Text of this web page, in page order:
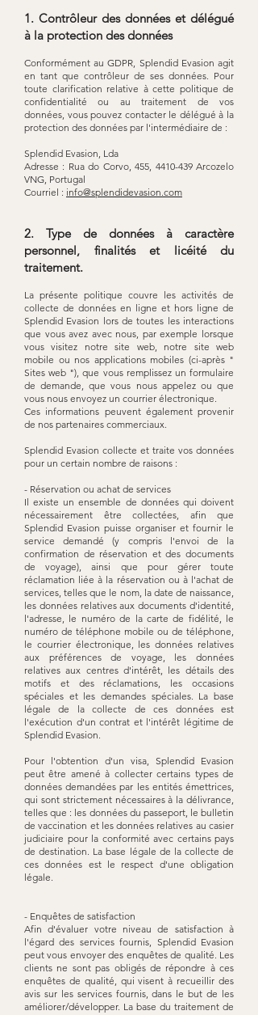
1. Contrôleur des données et délégué
à la protection des données
Conformément au GDPR, Splendid Evasion agit
en tant que contrôleur de ses données. Pour
toute clarification relative à cette politique de
confidentialité ou au traitement de vos
données, vous pouvez contacter le délégué à la
protection des données par l'intermédiaire de :
Splendid Evasion, Lda
Adresse : Rua do Corvo, 455, 4410-439Arcozelo
VNG, Portugal
Courriel : info@splendidevasion.com
2. Type de données à caractère
personnel, finalités et licéité du
traitement.
La présente politique couvre les activités de
collecte de données en ligne et hors ligne de
Splendid Evasion lors de toutes les interactions
que vous avez avec nous, par exemple lorsque
vous visitez notre site web, notre site web
mobile ou nos applications mobiles (ci-après "
Sites web "), que vous remplissez un formulaire
de demande, que vous nous appelez ou que
vous nous envoyez un courrier électronique.
Ces informations peuvent également provenir
de nos partenaires commerciaux.
Splendid Evasion collecte et traite vos données
pour un certain nombre de raisons :
- Réservation ou achat de services
Il existe un ensemble de données qui doivent
nécessairement être collectées, afin que
Splendid Evasion puisse organiser et fournir le
service demandé (y compris l'envoi de la
confirmation de réservation et des documents
de voyage), ainsi que pour gérer toute
réclamation liée à la réservation ou à l'achat de
services, telles que le nom, la date de naissance,
les données relatives aux documents d'identité,
l'adresse, le numéro de la carte de fidélité, le
numéro de téléphone mobile ou de téléphone,
le courrier électronique, les données relatives
aux préférences de voyage, les données
relatives aux centres d'intérêt, les détails des
motifs et des réclamations, les occasions
spéciales et les demandes spéciales. La base
légale de la collecte de ces données est
l'exécution d'un contrat et l'intérêt légitime de
Splendid Evasion.
Pour l'obtention d'un visa, Splendid Evasion
peut être amené à collecter certains types de
données demandées par les entités émettrices,
qui sont strictement nécessaires à la délivrance,
telles que : les données du passeport, le bulletin
de vaccination et les données relatives au casier
judiciaire pour la conformité avec certains pays
de destination. La base légale de la collecte de
ces données est le respect d'une obligation
légale.
- Enquêtes de satisfaction
Afin d'évaluer votre niveau de satisfaction à
l'égard des services fournis, Splendid Evasion
peut vous envoyer des enquêtes de qualité. Les
clients ne sont pas obligés de répondre à ces
enquêtes de qualité, qui visent à recueillir des
avis sur les services fournis, dans le but de les
améliorer/développer. La base du traitement de